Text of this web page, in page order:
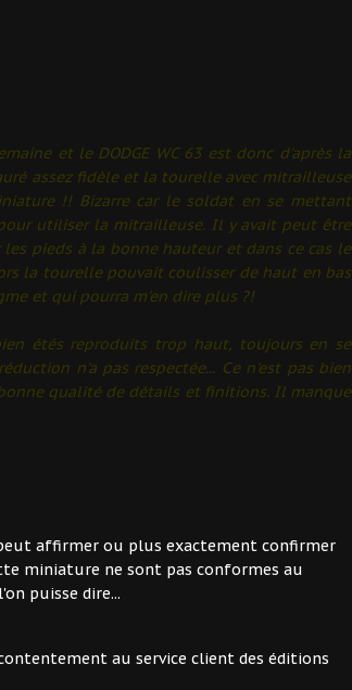
et le DODGE WC 63 est donc d'après la
assez fidèle et la tourelle avec mitrailleuse
!! Bizarre car le soldat en se mettant
utiliser la mitrailleuse. Il y avait peut être
pieds à la bonne hauteur et dans ce cas le
la tourelle pouvait coulisser de haut en bas
et qui pourra m'en dire plus ?!
étés reproduits trop haut, toujours en se
n'a pas respectée... Ce n'est pas bien
qualité de détails et finitions. Il manque
affirmer ou plus exactement confirmer
miniature ne sont pas conformes au
puisse dire...
au service client des éditions